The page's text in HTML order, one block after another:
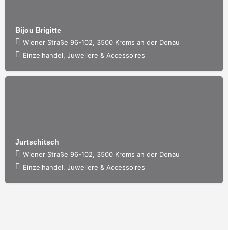
Bijou Brigitte
Wiener Straße 96-102, 3500 Krems an der Donau
Einzelhandel, Juweliere & Accessoires
Jurtschitsch
Wiener Straße 96-102, 3500 Krems an der Donau
Einzelhandel, Juweliere & Accessoires